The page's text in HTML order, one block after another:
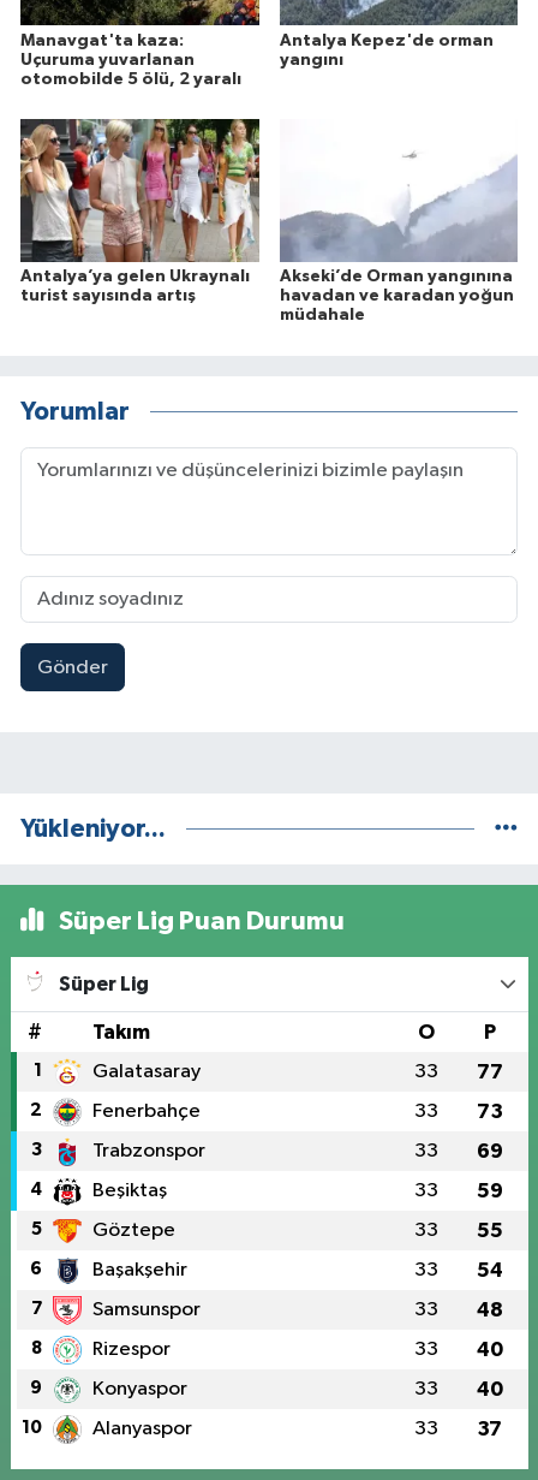
Manavgat'ta kaza:
Uçuruma yuvarlanan
otomobilde 5 ölü, 2 yaralı
Antalya Kepez'de orman
yangını
Antalya’ya gelen Ukraynalı
turist sayısında artış
Akseki’de Orman yangınına
havadan ve karadan yoğun
müdahale
Yorumlar
Gönder
Yükleniyor...
Süper Lig Puan Durumu
Süper Lig
# Takım O P
1 Galatasaray 33 77
2 Fenerbahçe 33 73
3 Trabzonspor 33 69
4 Beşiktaş 33 59
5 Göztepe 33 55
6 Başakşehir 33 54
7 Samsunspor 33 48
8 Rizespor 33 40
9 Konyaspor 33 40
10 Alanyaspor 33 37